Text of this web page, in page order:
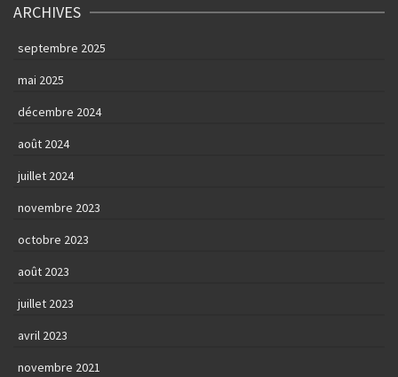
ARCHIVES
septembre 2025
mai 2025
décembre 2024
août 2024
juillet 2024
novembre 2023
octobre 2023
août 2023
juillet 2023
avril 2023
novembre 2021